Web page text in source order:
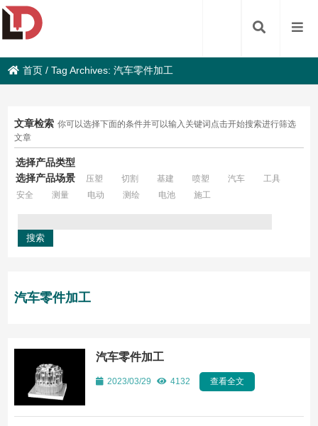
首页 /Tag Archives: 汽车零件加工
文章检索 你可以选择下面的条件并可以输入关键词点击开始搜索进行筛选
文章
选择产品类型
选择产品场景
压塑 切割 基建 喷塑 汽车
工具
安全
测量 电动 测绘 电池 施工
汽车零件加工
汽车零件加工
2023/03/29 4132 查看全文